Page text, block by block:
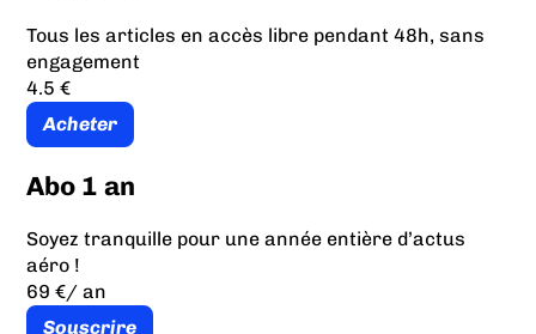
Tous les articles en accès libre pendant 48h, sans
engagement
4.5 €
Acheter
Abo 1 an
Soyez tranquille pour une année entière d’actus
aéro !
69 €/ an
Souscrire